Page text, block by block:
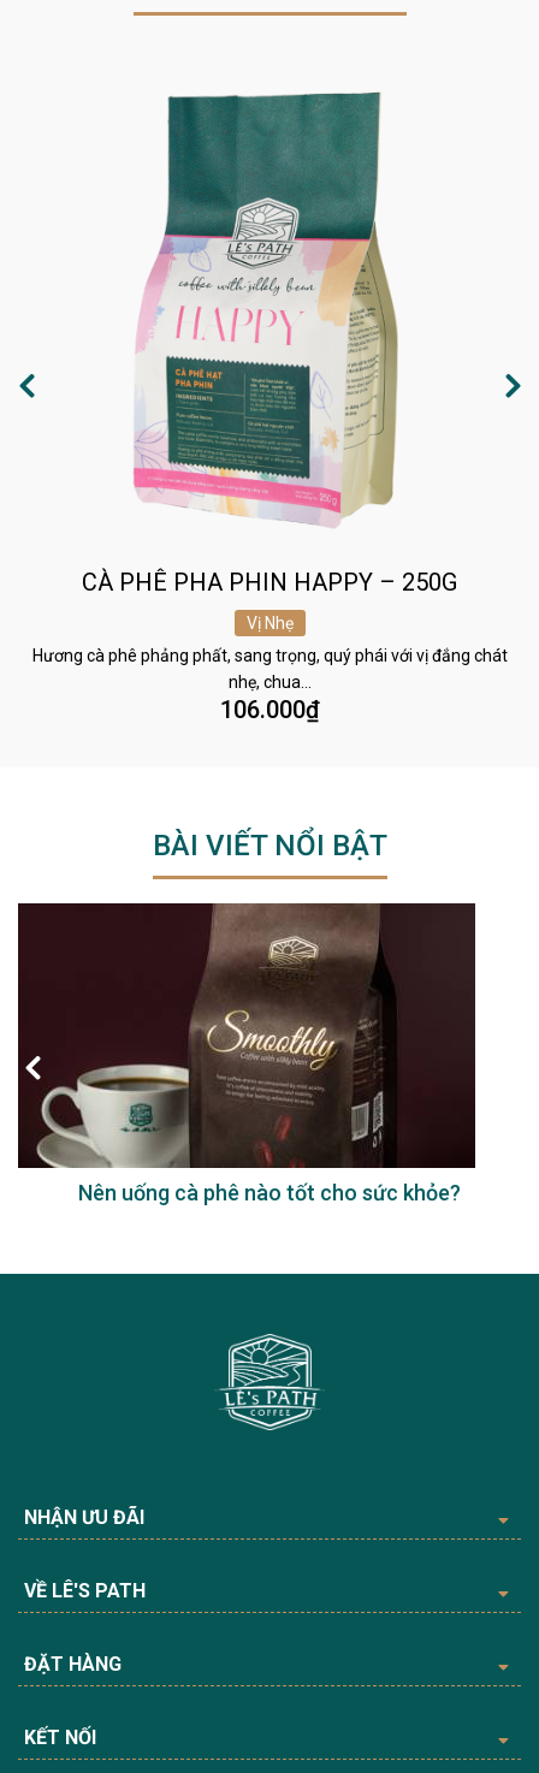
CÀ PHÊ PHA PHIN HAPPY – 250G
Vị Nhẹ
Hương cà phê phảng phất, sang trọng, quý phái với vị đắng chát
nhẹ, chua…
106.000₫
BÀI VIẾT NỔI BẬT
Nên uống cà phê nào tốt cho sức khỏe?
NHẬN ƯU ĐÃI
VỀ LÊ'S PATH
ĐẶT HÀNG
KẾT NỐI